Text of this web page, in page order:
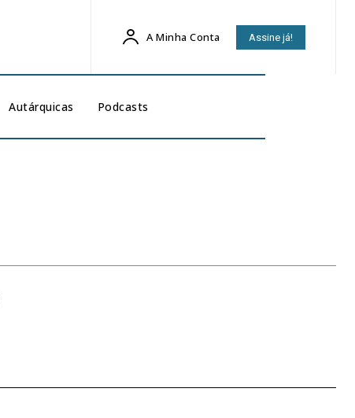
A Minha Conta Assine já!
Autárquicas Podcasts